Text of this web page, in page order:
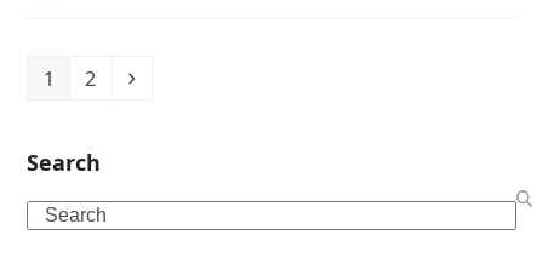
Page
1 Page
2 Next
Search
Search